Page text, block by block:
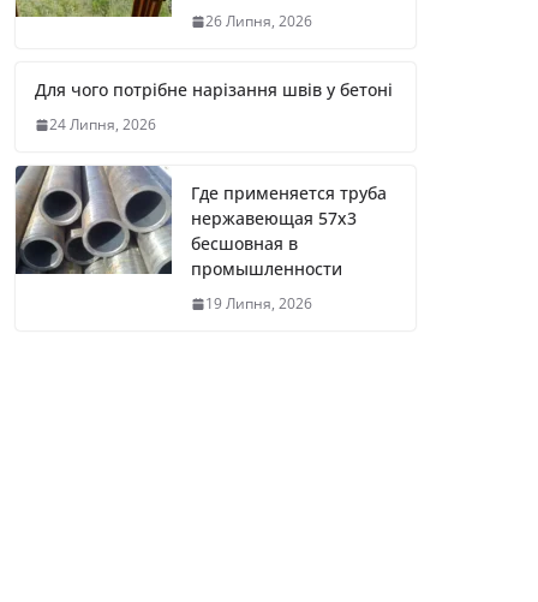
26 Липня, 2026
Для чого потрібне нарізання швів у бетоні
24 Липня, 2026
Где применяется труба
нержавеющая 57х3
бесшовная в
промышленности
19 Липня, 2026